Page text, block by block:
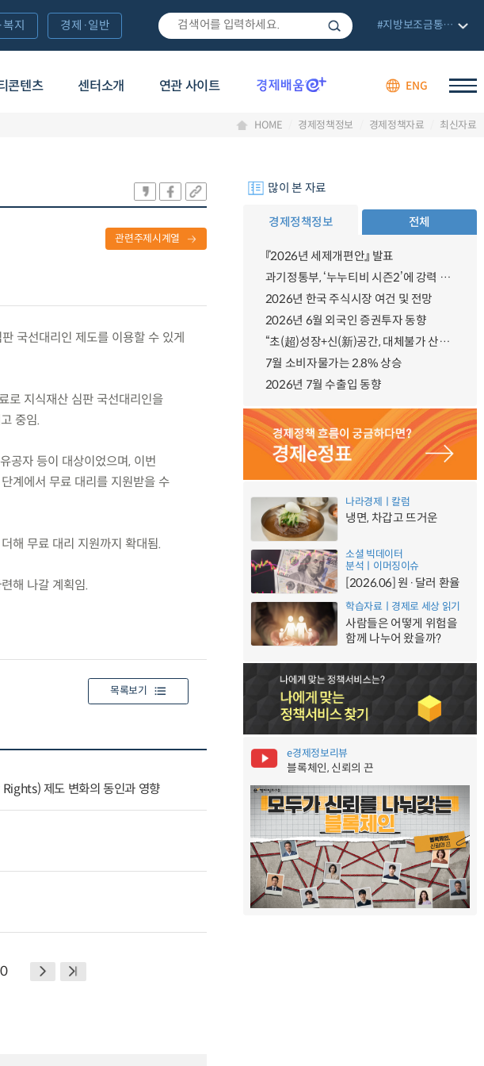
콘텐츠 센터소개 연관 사이트 ENG
지 경제·일반 #지방보조금통합관리망
HOME 경제정책정보 경제정책자료 최신자료
관련주제시계열
국선대리인 제도를 이용할 수 있게
로 지식재산 심판 국선대리인을
중임.
공자 등이 대상이었으며, 이번
계에서 무료 대리를 지원받을 수
해 무료 대리 지원까지 확대됨.
해 나갈 계획임.
목록보기
제도 변화의 동인과 영향
많이 본 자료
경제정책정보 전체
『2026년 세제개편안』 발표
과기정통부, ‘누누티비 시즌2’에 강력 대응 의지 밝혀
2026년 한국 주식시장 여건 및 전망
2026년 6월 외국인 증권투자 동향
“초(超)성장+신(新)공간, 대체불가 산업강국”
7월 소비자물가는 2.8% 상승
2026년 7월 수출입 동향
나라경제ㅣ칼럼
냉면, 차갑고 뜨거운
소셜 빅데이터
분석ㅣ이머징이슈
[2026.06] 원·달러 환율
학습자료ㅣ경제로 세상 읽기
사람들은 어떻게 위험을
함께 나누어 왔을까?
e경제정보리뷰
블록체인, 신뢰의 끈